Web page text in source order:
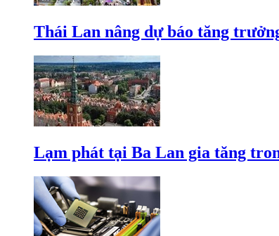
Thái Lan nâng dự báo tăng
Lạm phát tại Ba Lan gia tăng